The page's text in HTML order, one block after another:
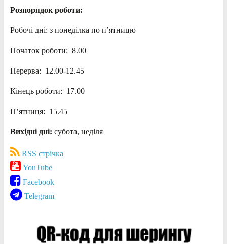
Розпорядок роботи:
Робочі дні: з понеділка по п’ятницю
Початок роботи: 8.00
Перерва: 12.00-12.45
Кінець роботи: 17.00
П’ятниця: 15.45
Вихідні дні: субота, неділя
RSS стрічка
YouTube
Facebook
Telegram